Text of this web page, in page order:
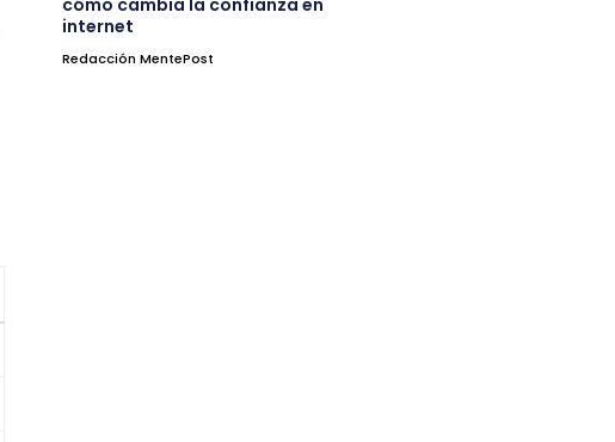
cómo cambia la confianza en
internet
Redacción MentePost